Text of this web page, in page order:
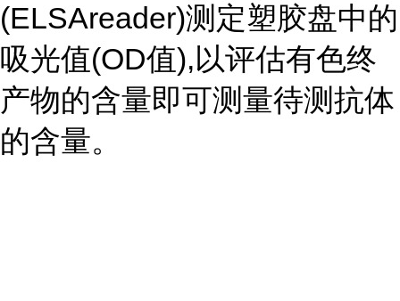
(ELSAreader)测定塑胶盘中的
吸光值(OD值),以评估有色终
产物的含量即可测量待测抗体
的含量。